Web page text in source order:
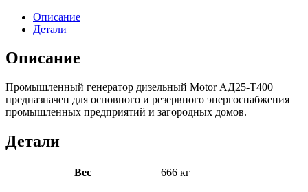
Описание
Детали
Описание
Промышленный генератор дизельный Motor АД25-T400
предназначен для основного и резервного энергоснабжения
промышленных предприятий и загородных домов.
Детали
Вес 666 кг